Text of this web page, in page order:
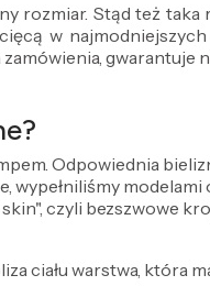
rozmiar. Stąd też
w
Odpowiednia
wypełniliśmy
czyli bezszwowe
ciału warstwa, która